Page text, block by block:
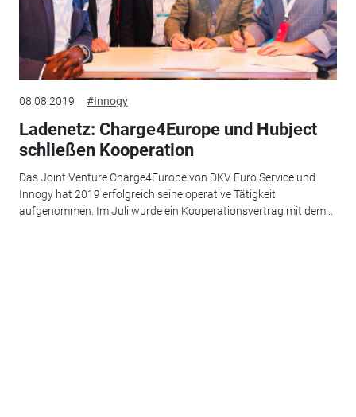
08.08.2019 #Innogy
Ladenetz: Charge4Europe und Hubject
schließen Kooperation
Das Joint Venture Charge4Europe von DKV Euro Service und
Innogy hat 2019 erfolgreich seine operative Tätigkeit
aufgenommen. Im Juli wurde ein Kooperationsvertrag mit dem...